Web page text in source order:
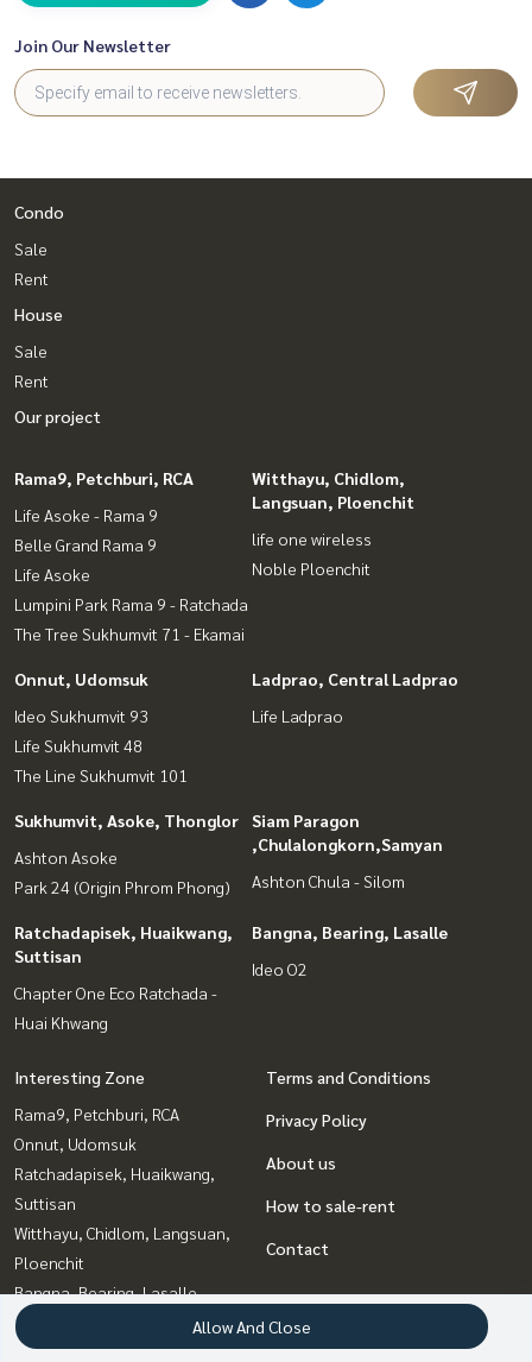
Join Our Newsletter
Condo
Sale
Rent
House
Sale
Rent
Our project
Rama9, Petchburi, RCA
Life Asoke - Rama 9
Belle Grand Rama 9
Life Asoke
Lumpini Park Rama 9 - Ratchada
The Tree Sukhumvit 71 - Ekamai
Witthayu, Chidlom,
Langsuan, Ploenchit
life one wireless
Noble Ploenchit
Onnut, Udomsuk
Ideo Sukhumvit 93
Life Sukhumvit 48
The Line Sukhumvit 101
Ladprao, Central Ladprao
Life Ladprao
Sukhumvit, Asoke, Thonglor
Ashton Asoke
Park 24 (Origin Phrom Phong)
Siam Paragon
,Chulalongkorn,Samyan
Ashton Chula - Silom
Ratchadapisek, Huaikwang,
Suttisan
Chapter One Eco Ratchada -
Huai Khwang
Bangna, Bearing, Lasalle
Ideo O2
Interesting Zone
Rama9, Petchburi, RCA
Onnut, Udomsuk
Ratchadapisek, Huaikwang,
Suttisan
Witthayu, Chidlom, Langsuan,
Ploenchit
Bangna, Bearing, Lasalle
Siam Paragon
,Chulalongkorn,Samyan
Terms and Conditions
Privacy Policy
About us
How to sale-rent
Contact
Allow And Close